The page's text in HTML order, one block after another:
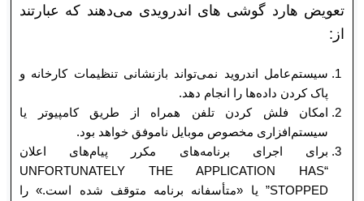
تعویض هارد گوشی های اندرویدی می‌دهند که عبارتند
از:
سیستم‌عامل اندروید نمی‌تواند بازنشانی تنظیمات کارخانه‌ و
پاک کردن داده‌ها را انجام دهد.
امکان فلش کردن تلفن همراه از طریق کامپیوتر یا
سیستم‌افزاری مخصوص موبایل ناموفق خواهد بود.
برای اجرای برنامه‌های مکرر پیام‌های اعلان
“UNFORTUNATELY THE APPLICATION HAS
STOPPED” یا «متأسفانه برنامه متوقف شده است.» را